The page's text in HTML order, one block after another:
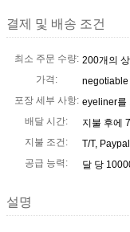
결제 및 배송 조건
최소 주문 수량: 200개의
가격:
negotiable
포장 세부 사항: eyeliner를
배달 시간:
지불 후에
지불 조건:
T/T,
공급 능력:
달 당
설명